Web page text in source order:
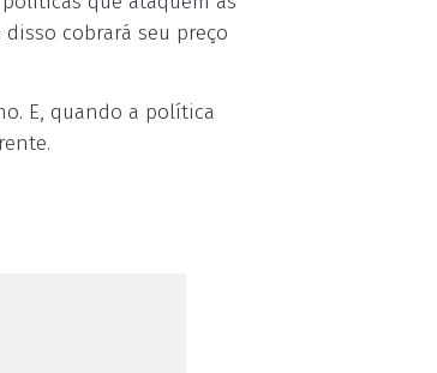
cobrará seu preço
E, quando a política